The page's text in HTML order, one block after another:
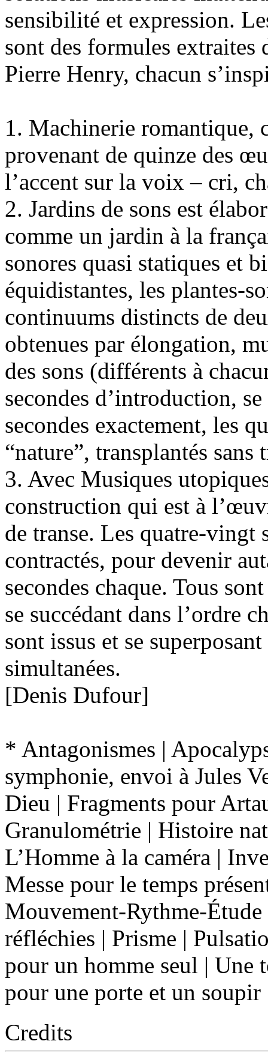
sensibilité et expression.
sont des formules extraites
Pierre Henry, chacun
1. Machinerie romantique,
provenant de quinze des
l’accent sur la voix – cri,
2. Jardins de sons est
comme un jardin à la
sonores quasi statiques et
équidistantes, les plantes-
continuums distincts de
obtenues par élongation,
des sons (différents à
secondes d’introduction,
secondes exactement, les
“nature”, transplantés
3. Avec Musiques
construction qui est à
de transe. Les quatre-vingt
contractés, pour devenir
secondes chaque. Tous
se succédant dans l’ordre
sont issus et se
simultanées.
[Denis Dufour]
* Antagonismes |
symphonie, envoi à Jules
Dieu | Fragments pour
Granulométrie | Histoire
L’Homme à la caméra |
Messe pour le temps
Mouvement-Rythme-
réfléchies | Prisme |
pour un homme seul | Une
pour une porte et un soupir
Credits